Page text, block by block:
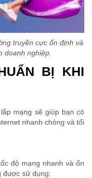
truyền cực ổn định và
doanh nghiệp.
BỊ KHI
mạng sẽ giúp bạn có
nhanh chóng và tối
độ mạng nhanh và ổn
được sử dụng: